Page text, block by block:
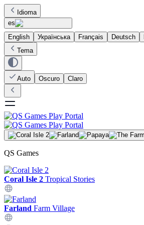
Idioma
es
English
Українська Français Deutsch
Tema
Auto Oscuro Claro
QS Games
Coral Isle 2 Tropical Stories
Farland Farm Village